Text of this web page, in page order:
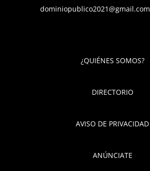
dominiopublico2021@gmail.com
¿QUIÉNES SOMOS?
DIRECTORIO
AVISO DE PRIVACIDAD
ANÚNCIATE